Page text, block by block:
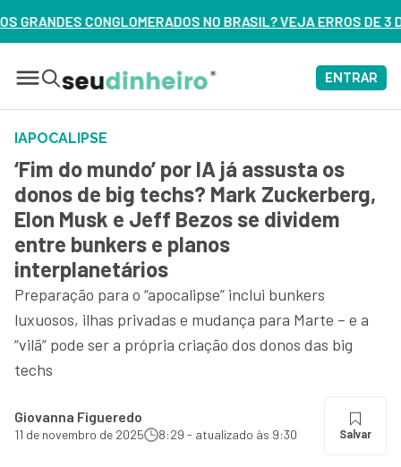
NO BRASIL? VEJA ERROS DE 3 DELES – ASSISTA AGORA
ENTRAR
IAPOCALIPSE
‘Fim do mundo’ por IA já assusta os
donos de big techs? Mark Zuckerberg,
Elon Musk e Jeff Bezos se dividem
entre bunkers e planos
interplanetários
Preparação para o “apocalipse” inclui bunkers
luxuosos, ilhas privadas e mudança para Marte – e a
“vilã” pode ser a própria criação dos donos das big
techs
Giovanna Figueredo
11 de novembro de 2025 8:29 - atualizado às 9:30 Salvar